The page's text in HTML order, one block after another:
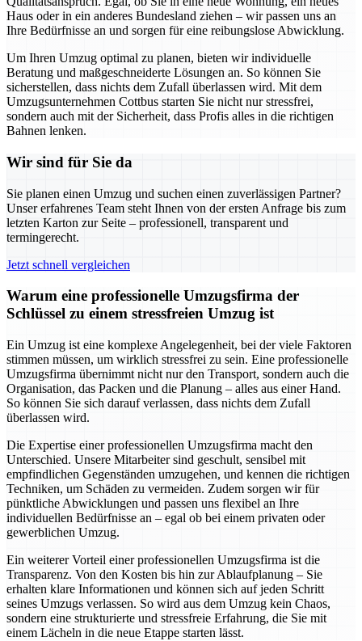
Haus oder in ein anderes Bundesland ziehen – wir passen uns an
Ihre Bedürfnisse an und sorgen für eine reibungslose Abwicklung.
Um Ihren Umzug optimal zu planen, bieten wir individuelle
Beratung und maßgeschneiderte Lösungen an. So können Sie
sicherstellen, dass nichts dem Zufall überlassen wird. Mit dem
Umzugsunternehmen Cottbus starten Sie nicht nur stressfrei,
sondern auch mit der Sicherheit, dass Profis alles in die richtigen
Bahnen lenken.
Wir sind für Sie da
Sie planen einen Umzug und suchen einen zuverlässigen Partner?
Unser erfahrenes Team steht Ihnen von der ersten Anfrage bis zum
letzten Karton zur Seite – professionell, transparent und
termingerecht.
Jetzt schnell vergleichen
Warum eine professionelle Umzugsfirma der
Schlüssel zu einem stressfreien Umzug ist
Ein Umzug ist eine komplexe Angelegenheit, bei der viele Faktoren
stimmen müssen, um wirklich stressfrei zu sein. Eine professionelle
Umzugsfirma übernimmt nicht nur den Transport, sondern auch die
Organisation, das Packen und die Planung – alles aus einer Hand.
So können Sie sich darauf verlassen, dass nichts dem Zufall
überlassen wird.
Die Expertise einer professionellen Umzugsfirma macht den
Unterschied. Unsere Mitarbeiter sind geschult, sensibel mit
empfindlichen Gegenständen umzugehen, und kennen die richtigen
Techniken, um Schäden zu vermeiden. Zudem sorgen wir für
pünktliche Abwicklungen und passen uns flexibel an Ihre
individuellen Bedürfnisse an – egal ob bei einem privaten oder
gewerblichen Umzug.
Ein weiterer Vorteil einer professionellen Umzugsfirma ist die
Transparenz. Von den Kosten bis hin zur Ablaufplanung – Sie
erhalten klare Informationen und können sich auf jeden Schritt
seines Umzugs verlassen. So wird aus dem Umzug kein Chaos,
sondern eine strukturierte und stressfreie Erfahrung, die Sie mit
einem Lächeln in die neue Etappe starten lässt.